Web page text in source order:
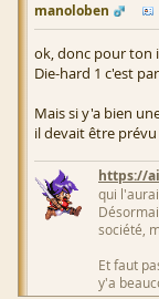
manoloben
ok, donc pour ton
Die-hard 1 c'est
Mais si y'a bien
il devait être
https://
qui
société,
Et faut
y'a